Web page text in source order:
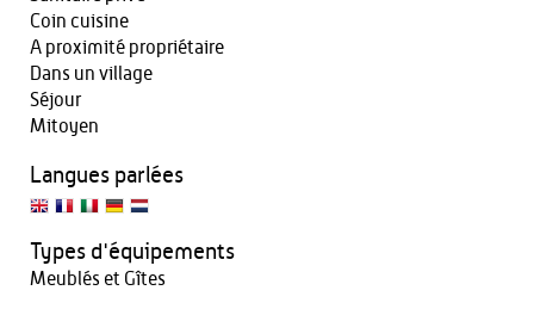
Coin cuisine
A proximité propriétaire
Dans un village
Séjour
Mitoyen
Langues parlées
Types d'équipements
Meublés et Gîtes